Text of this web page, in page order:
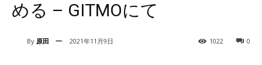
める – GITMOにて
By 原田 一 2021年11月9日 0
1022